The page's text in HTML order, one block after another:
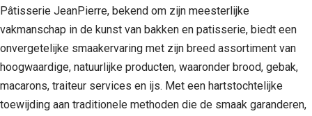
Pâtisserie JeanPierre, bekend om zijn meesterlijke
vakmanschap in de kunst van bakken en patisserie, biedt een
onvergetelijke smaakervaring met zijn breed assortiment van
hoogwaardige, natuurlijke producten, waaronder brood, gebak,
macarons, traiteur services en ijs. Met een hartstochtelijke
toewijding aan traditionele methoden die de smaak garanderen,